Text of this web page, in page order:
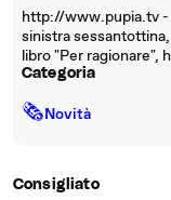
http://www.pupia.tv -
sinistra
libro "Per ragionare",
Categoria
🗞Novità
Consigliato